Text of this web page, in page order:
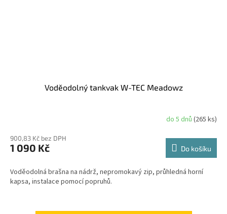
Voděodolný tankvak W-TEC Meadowz
do 5 dnů (265 ks)
900,83 Kč bez DPH
1 090 Kč Do košíku
Voděodolná brašna na nádrž, nepromokavý zip, průhledná horní
kapsa, instalace pomocí popruhů.